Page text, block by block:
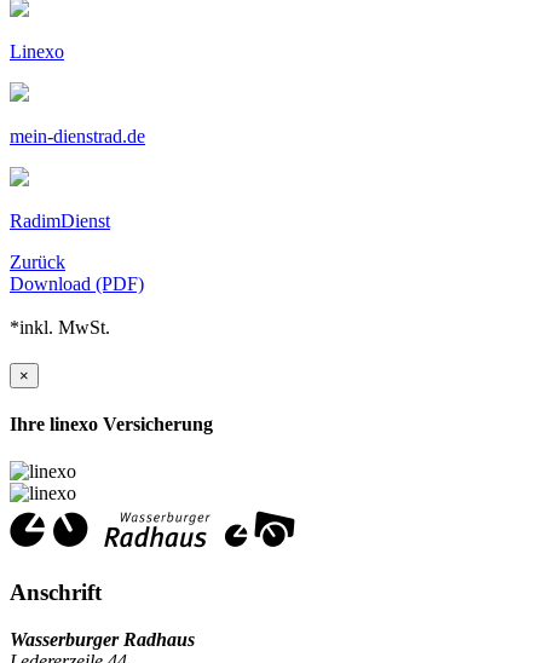
Linexo
mein-dienstrad.de
RadimDienst
Zurück
Download (PDF)
*inkl. MwSt.
×
Ihre linexo Versicherung
Anschrift
Wasserburger Radhaus